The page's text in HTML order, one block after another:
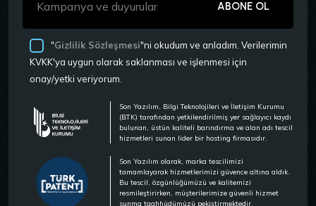
ABONE OL
"Gizlilik Sözleşmesi"ni okudum ve anladım. Verilerimin
KVKK'ya uygun olarak saklanması ve işlenmesi için
onay/yetki veriyorum.
Son Yazılım, Bilgi Teknolojileri ve İletişim Kurumu
(BTK) tarafından yetkilendirilmiş yer sağlayıcı kaydı
bulunan, üstün kaliteli barındırma ve alan adı tescil
hizmetleri sunan lider bir hosting firmasıdır.
Son Yazılım olarak, marka tescilimizi
tamamlayarak hizmetlerimizi güvence altına aldık.
Bu tescil, özgünlüğümüzü ve kalitemizi
resmileştirirken, müşterilerimize güvenli hizmet
sunma taahhüdümüzü pekiştirmektedir.